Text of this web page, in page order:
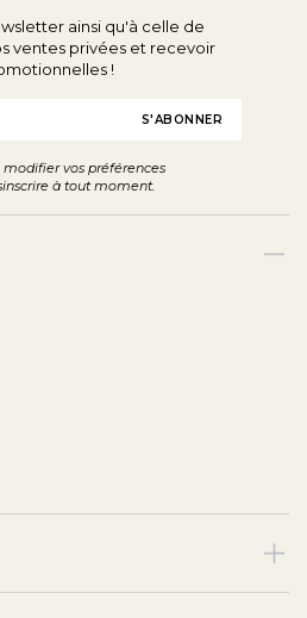
ainsi qu'à celle de
ventes privées et recevoir
!
modifier vos préférences
à tout moment.